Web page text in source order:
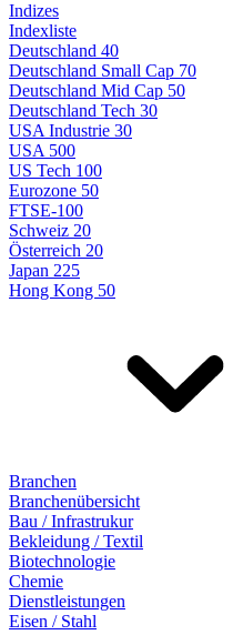
Indizes
Indexliste
Deutschland 40
Deutschland Small Cap 70
Deutschland Mid Cap 50
Deutschland Tech 30
USA Industrie 30
USA 500
US Tech 100
Eurozone 50
FTSE-100
Schweiz 20
Österreich 20
Japan 225
Hong Kong 50
Branchen
Branchenübersicht
Bau / Infrastrukur
Bekleidung / Textil
Biotechnologie
Chemie
Dienstleistungen
Eisen / Stahl